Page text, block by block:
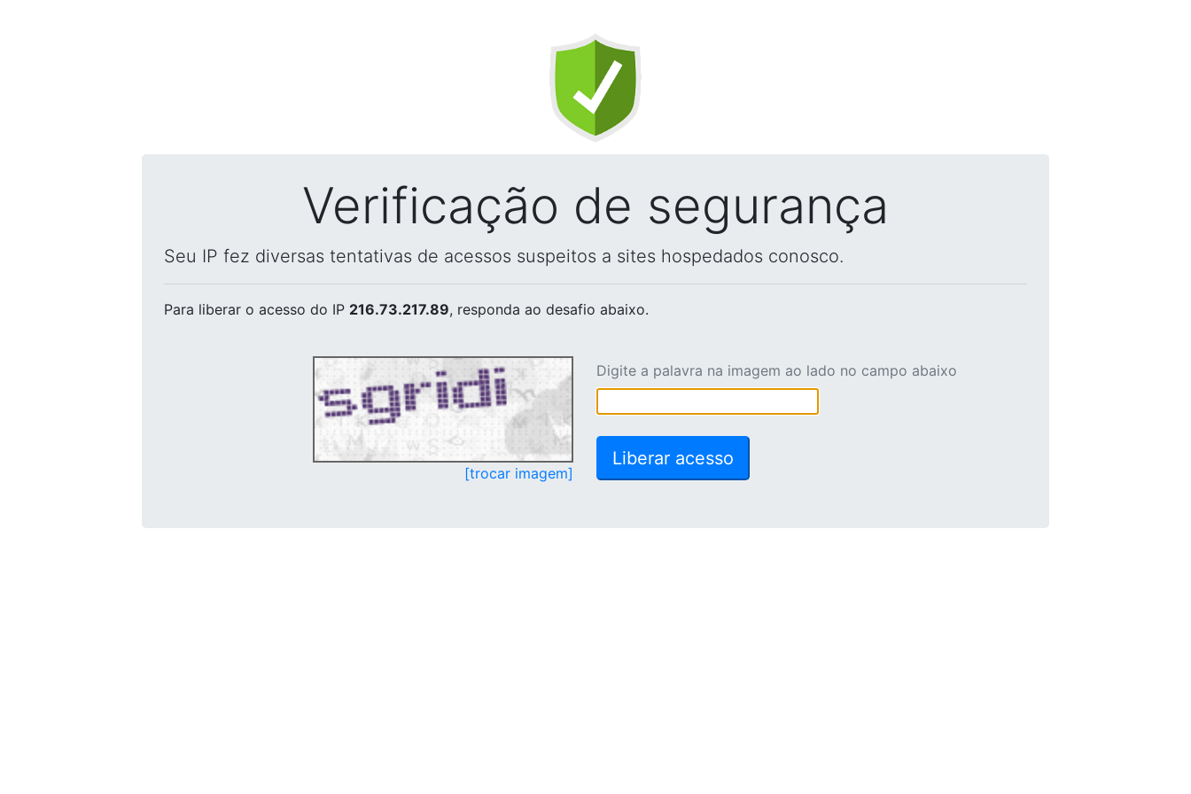
Verificação de segurança
Seu IP fez diversas tentativas de acessos suspeitos a sites hospedados conosco.
Para liberar o acesso do IP 216.73.217.89, responda ao desafio abaixo.
[trocar imagem]
Digite a palavra na imagem ao lado no campo abaixo